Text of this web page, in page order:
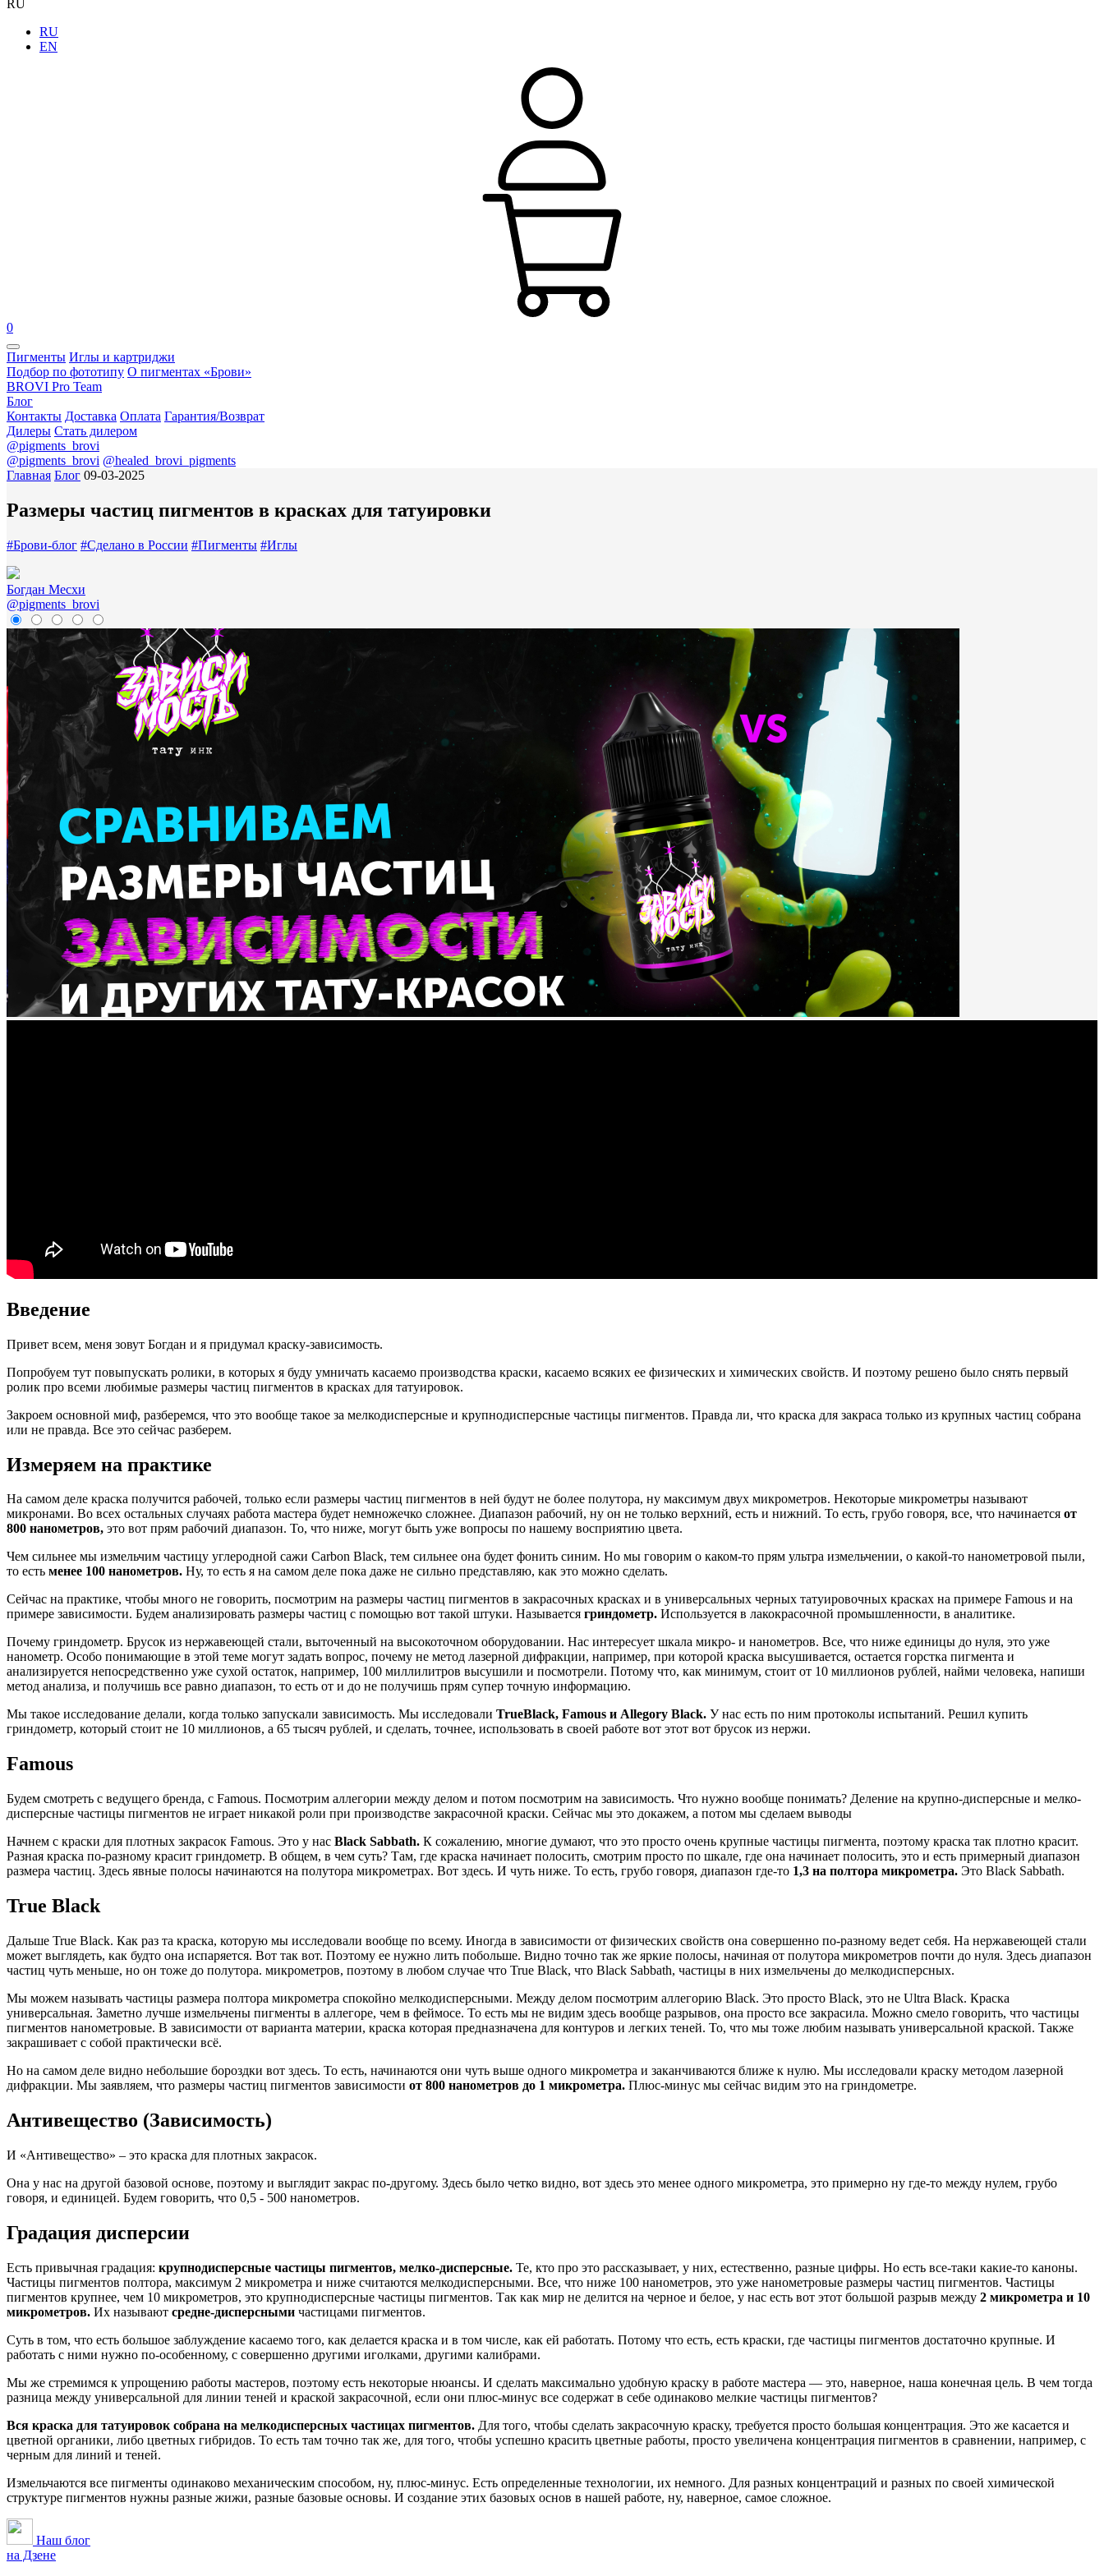
RU
RU
EN
0
Пигменты Иглы и картриджи
Подбор по фототипу О пигментах «Брови»
BROVI Pro Team
Блог
Контакты Доставка Оплата Гарантия/Возврат
Дилеры Стать дилером
@pigments_brovi
@pigments_brovi @healed_brovi_pigments
Главная Блог 09-03-2025
Размеры частиц пигментов в красках для татуировки
#Брови-блог #Сделано в России #Пигменты #Иглы
Богдан Месхи
@pigments_brovi
Введение
Привет всем, меня зовут Богдан и я придумал краску-зависимость.
Попробуем тут повыпускать ролики, в которых я буду умничать касаемо производства краски, касаемо всяких ее физических и химических свойств. И поэтому решено было снять первый
ролик про всеми любимые размеры частиц пигментов в красках для татуировок.
Закроем основной миф, разберемся, что это вообще такое за мелкодисперсные и крупнодисперсные частицы пигментов. Правда ли, что краска для закраса только из крупных частиц собрана
или не правда. Все это сейчас разберем.
Измеряем на практике
На самом деле краска получится рабочей, только если размеры частиц пигментов в ней будут не более полутора, ну максимум двух микрометров. Некоторые микрометры называют
микронами. Во всех остальных случаях работа мастера будет немножечко сложнее. Диапазон рабочий, ну он не только верхний, есть и нижний. То есть, грубо говоря, все, что начинается от
800 нанометров, это вот прям рабочий диапазон. То, что ниже, могут быть уже вопросы по нашему восприятию цвета.
Чем сильнее мы измельчим частицу углеродной сажи Carbon Black, тем сильнее она будет фонить синим. Но мы говорим о каком-то прям ультра измельчении, о какой-то нанометровой пыли,
то есть менее 100 нанометров. Ну, то есть я на самом деле пока даже не сильно представляю, как это можно сделать.
Сейчас на практике, чтобы много не говорить, посмотрим на размеры частиц пигментов в закрасочных красках и в универсальных черных татуировочных красках на примере Famous и на
примере зависимости. Будем анализировать размеры частиц с помощью вот такой штуки. Называется гриндометр. Используется в лакокрасочной промышленности, в аналитике.
Почему гриндометр. Брусок из нержавеющей стали, выточенный на высокоточном оборудовании. Нас интересует шкала микро- и нанометров. Все, что ниже единицы до нуля, это уже
нанометр. Особо понимающие в этой теме могут задать вопрос, почему не метод лазерной дифракции, например, при которой краска высушивается, остается горстка пигмента и
анализируется непосредственно уже сухой остаток, например, 100 миллилитров высушили и посмотрели. Потому что, как минимум, стоит от 10 миллионов рублей, найми человека, напиши
метод анализа, и получишь все равно диапазон, то есть от и до не получишь прям супер точную информацию.
Мы такое исследование делали, когда только запускали зависимость. Мы исследовали TrueBlack, Famous и Allegory Black. У нас есть по ним протоколы испытаний. Решил купить
гриндометр, который стоит не 10 миллионов, а 65 тысяч рублей, и сделать, точнее, использовать в своей работе вот этот вот брусок из нержи.
Famous
Будем смотреть с ведущего бренда, с Famous. Посмотрим аллегории между делом и потом посмотрим на зависимость. Что нужно вообще понимать? Деление на крупно-дисперсные и мелко-
дисперсные частицы пигментов не играет никакой роли при производстве закрасочной краски. Сейчас мы это докажем, а потом мы сделаем выводы
Начнем с краски для плотных закрасок Famous. Это у нас Black Sabbath. К сожалению, многие думают, что это просто очень крупные частицы пигмента, поэтому краска так плотно красит.
Разная краска по-разному красит гриндометр. В общем, в чем суть? Там, где краска начинает полосить, смотрим просто по шкале, где она начинает полосить, это и есть примерный диапазон
размера частиц. Здесь явные полосы начинаются на полутора микрометрах. Вот здесь. И чуть ниже. То есть, грубо говоря, диапазон где-то 1,3 на полтора микрометра. Это Black Sabbath.
True Black
Дальше True Black. Как раз та краска, которую мы исследовали вообще по всему. Иногда в зависимости от физических свойств она совершенно по-разному ведет себя. На нержавеющей стали
может выглядеть, как будто она испаряется. Вот так вот. Поэтому ее нужно лить побольше. Видно точно так же яркие полосы, начиная от полутора микрометров почти до нуля. Здесь диапазон
частиц чуть меньше, но он тоже до полутора. микрометров, поэтому в любом случае что True Black, что Black Sabbath, частицы в них измельчены до мелкодисперсных.
Мы можем называть частицы размера полтора микрометра спокойно мелкодисперсными. Между делом посмотрим аллегорию Black. Это просто Black, это не Ultra Black. Краска
универсальная. Заметно лучше измельчены пигменты в аллегоре, чем в феймосе. То есть мы не видим здесь вообще разрывов, она просто все закрасила. Можно смело говорить, что частицы
пигментов нанометровые. В зависимости от варианта материи, краска которая предназначена для контуров и легких теней. То, что мы тоже любим называть универсальной краской. Также
закрашивает с собой практически всё.
Но на самом деле видно небольшие бороздки вот здесь. То есть, начинаются они чуть выше одного микрометра и заканчиваются ближе к нулю. Мы исследовали краску методом лазерной
дифракции. Мы заявляем, что размеры частиц пигментов зависимости от 800 нанометров до 1 микрометра. Плюс-минус мы сейчас видим это на гриндометре.
Антивещество (Зависимость)
И «Антивещество» – это краска для плотных закрасок.
Она у нас на другой базовой основе, поэтому и выглядит закрас по-другому. Здесь было четко видно, вот здесь это менее одного микрометра, это примерно ну где-то между нулем, грубо
говоря, и единицей. Будем говорить, что 0,5 - 500 нанометров.
Градация дисперсии
Есть привычная градация: крупнодисперсные частицы пигментов, мелко-дисперсные. Те, кто про это рассказывает, у них, естественно, разные цифры. Но есть все-таки какие-то каноны.
Частицы пигментов полтора, максимум 2 микрометра и ниже считаются мелкодисперсными. Все, что ниже 100 нанометров, это уже нанометровые размеры частиц пигментов. Частицы
пигментов крупнее, чем 10 микрометров, это крупнодисперсные частицы пигментов. Так как мир не делится на черное и белое, у нас есть вот этот большой разрыв между 2 микрометра и 10
микрометров. Их называют средне-дисперсными частицами пигментов.
Суть в том, что есть большое заблуждение касаемо того, как делается краска и в том числе, как ей работать. Потому что есть, есть краски, где частицы пигментов достаточно крупные. И
работать с ними нужно по-особенному, с совершенно другими иголками, другими калибрами.
Мы же стремимся к упрощению работы мастеров, поэтому есть некоторые нюансы. И сделать максимально удобную краску в работе мастера — это, наверное, наша конечная цель. В чем тогда
разница между универсальной для линии теней и краской закрасочной, если они плюс-минус все содержат в себе одинаково мелкие частицы пигментов?
Вся краска для татуировок собрана на мелкодисперсных частицах пигментов. Для того, чтобы сделать закрасочную краску, требуется просто большая концентрация. Это же касается и
цветной органики, либо цветных гибридов. То есть там точно так же, для того, чтобы успешно красить цветные работы, просто увеличена концентрация пигментов в сравнении, например, с
черным для линий и теней.
Измельчаются все пигменты одинаково механическим способом, ну, плюс-минус. Есть определенные технологии, их немного. Для разных концентраций и разных по своей химической
структуре пигментов нужны разные жижи, разные базовые основы. И создание этих базовых основ в нашей работе, ну, наверное, самое сложное.
Наш блог
на Дзене